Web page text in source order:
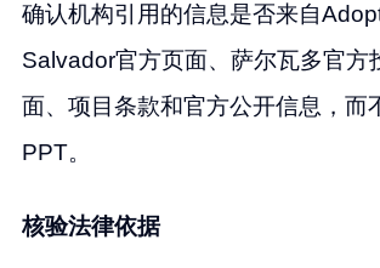
确认机构引用的信息是否来自
Salvador官方页面、萨尔瓦多官方
面、项目条款和官方公开信息，而
PPT。
核验法律依据